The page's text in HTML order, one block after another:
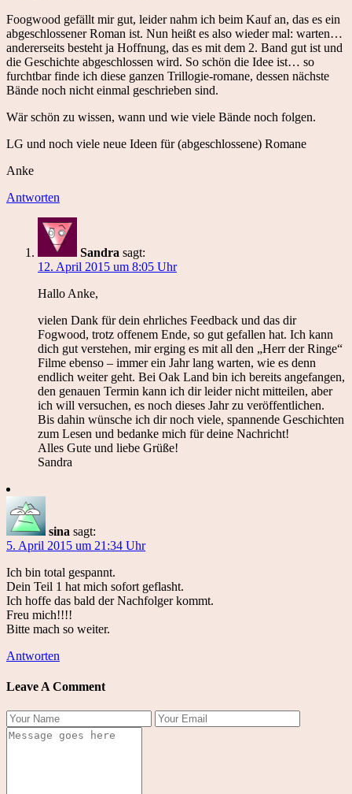
Foogwood gefällt mir gut, leider nahm ich beim Kauf an, das es ein
abgeschlossener Roman ist. Nun heißt es also wieder mal: warten…
andererseits besteht ja Hoffnung, das es mit dem 2. Band gut ist und
die Geschichte abgeschlossen wird. So schön die Idee ist… so
furchtbar finde ich diese ganzen Trillogie-romane, dessen nächste
Bände noch nicht einmal geschrieben sind.
Wär schön zu wissen, wann und wie viele Bände noch folgen.
LG und noch viele neue Ideen für (abgeschlossene) Romane
Anke
Antworten
Sandra sagt:
12. April 2015 um 8:05 Uhr
Hallo Anke,
vielen Dank für dein ehrliches Feedback und das dir
Fogwood, trotz offenem Ende, so gut gefallen hat. Ich kann
dich gut verstehen, mir erging es mit all den „Herr der Ringe“
Filme ebenso – immer ein Jahr lang warten, wie es denn
endlich weiter geht. Bei Oak Land bin ich bereits angefangen,
den genauen Termin kann ich dir leider nicht mitteilen, aber
ich will versuchen, es noch dieses Jahr zu veröffentlichen.
Bis dahin wünsche ich dir noch viele, spannende Geschichten
zum Lesen und bedanke mich für deine Nachricht!
Alles Gute und liebe Grüße!
Sandra
sina sagt:
5. April 2015 um 21:34 Uhr
Ich bin total gespannt.
Dein Teil 1 hat mich sofort geflasht.
Ich hoffe das bald der Nachfolger kommt.
Freu mich!!!!
Bitte mach so weiter.
Antworten
Leave A Comment